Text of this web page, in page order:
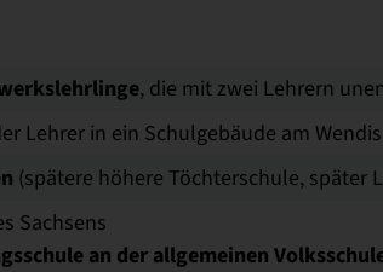
, die mit zwei Lehrern
Lehrer in ein Schulgebäude am
(spätere höhere Töchterschule, später
Sachsens
an der allgemeinen